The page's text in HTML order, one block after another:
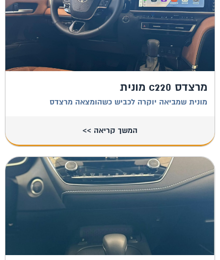
מרצדס c220 מונית
מונית שמביאה יוקרה לכביש כשהומצאה מרצדס
המשך קריאה >>